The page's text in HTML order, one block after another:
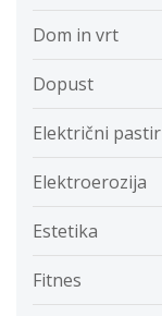
Dom in vrt
Dopust
Električni pastir
Elektroerozija
Estetika
Fitnes